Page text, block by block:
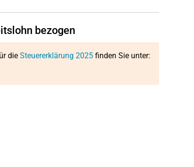
bezogen
die Steuererklärung 2025finden Sie unter: